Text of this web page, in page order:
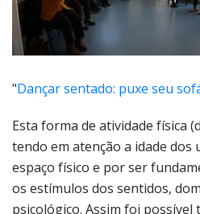
"Dançar sentado: puxe seu
Esta forma de atividade física
tendo em atenção a idade
espaço físico e por ser
os estímulos dos sentidos,
psicológico. Assim foi possível